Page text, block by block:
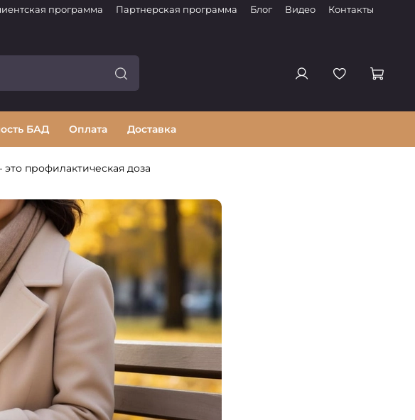
программа Партнерская программа Блог Видео Контакты
БАД Оплата Доставка
профилактическая доза